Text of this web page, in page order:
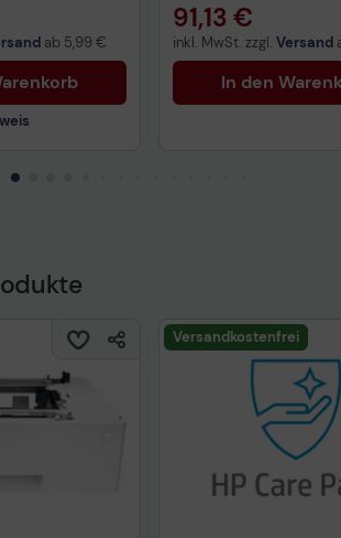
ab 5,99 €
Informationen
91,13 €
inkl. MwSt. zzgl. Versand
In den
Versandkostenfrei